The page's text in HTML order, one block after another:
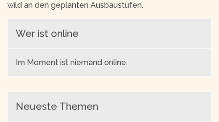
wild an den geplanten Ausbaustufen.
Wer ist online
Im Moment ist niemand online.
Neueste Themen